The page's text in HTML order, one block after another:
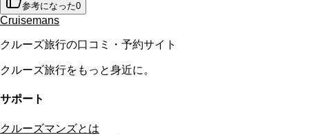
参考になった0
Cruisemans
クルーズ旅行の口コミ・予約サイト
クルーズ旅行をもっと身近に。
サポート
クルーズマンズとは